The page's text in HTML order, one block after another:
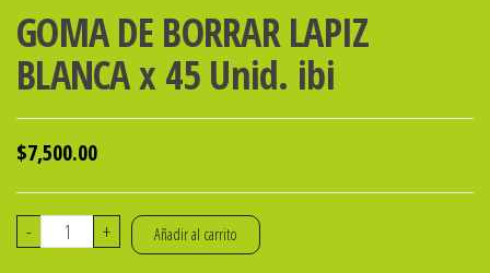
GOMA DE BORRAR LAPIZ
BLANCA x 45 Unid. ibi
$7,500.00
-
GOMA
+ Añadir al carrito